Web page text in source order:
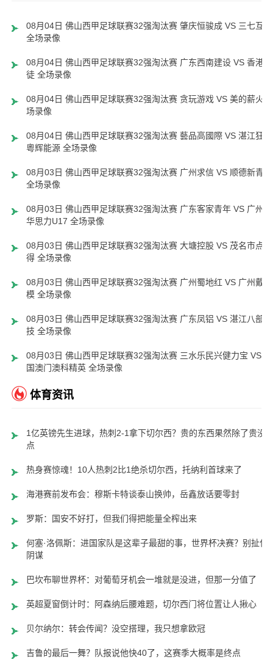
08月04日 佛山西甲足球联赛32强淘汰赛 肇庆恒骏成 VS 三七互娱
全场录像
08月04日 佛山西甲足球联赛32强淘汰赛 广东西南建设 VS 香港圣
徒 全场录像
08月04日 佛山西甲足球联赛32强淘汰赛 贪玩游戏 VS 美的薪火
场录像
08月04日 佛山西甲足球联赛32强淘汰赛 藝品高國際 VS 湛江狂狼
粵辉能源 全场录像
08月03日 佛山西甲足球联赛32强淘汰赛 广州求信 VS 顺德新青年
全场录像
08月03日 佛山西甲足球联赛32强淘汰赛 广东客家青年 VS 广州英
华思力U17 全场录像
08月03日 佛山西甲足球联赛32强淘汰赛 大塘控股 VS 茂名市点都
得 全场录像
08月03日 佛山西甲足球联赛32强淘汰赛 广州蜀地红 VS 广州戴拿
模 全场录像
08月03日 佛山西甲足球联赛32强淘汰赛 广东凤铝 VS 湛江八部科
技 全场录像
08月03日 佛山西甲足球联赛32强淘汰赛 三水乐民兴健力宝 VS 中
国澳门澳科精英 全场录像
体育资讯
1亿英镑先生进球，热刺2-1拿下切尔西？贵的东西果然除了贵没
点
热身赛惊魂！10人热刺2比1绝杀切尔西，托纳利首球来了
海港赛前发布会：穆斯卡特谈泰山换帅，岳鑫放话要零封
罗斯：国安不好打，但我们得把能量全榨出来
何塞·洛佩斯：进国家队是这辈子最甜的事，世界杯决赛？别扯什
阴谋
巴坎布聊世界杯：对葡萄牙机会一堆就是没进，但那一分值了
英超夏窗倒计时：阿森纳后腰难题，切尔西门将位置让人揪心
贝尔纳尔：转会传闻？没空搭理，我只想拿欧冠
吉鲁的最后一舞？队报说他快40了，这赛季大概率是终点